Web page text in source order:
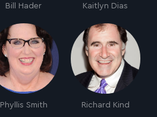
Bill Hader Kaitlyn Dias
Phyllis Smith Richard Kind